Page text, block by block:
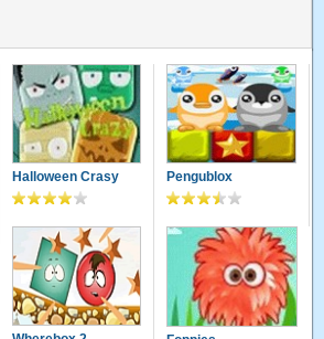
Halloween Crasy Pengublox